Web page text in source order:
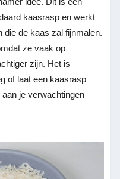
kaasrasp en werkt
die de kaas zal fijnmalen.
ze vaak op
zijn. Het is
of laat een kaasrasp
je verwachtingen